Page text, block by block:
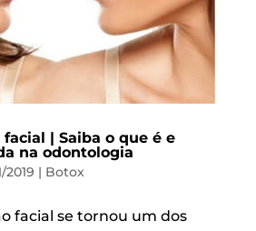
| Saiba o que é e
na odontologia
2019 | Botox
facial se tornou um dos